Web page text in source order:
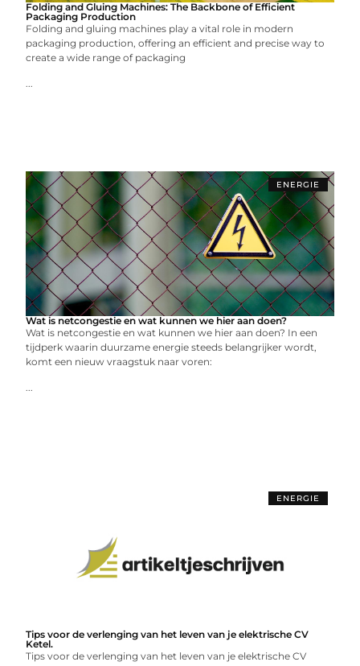
Folding and Gluing Machines: The Backbone of Efficient
Packaging Production
Folding and gluing machines play a vital role in modern
packaging production, offering an efficient and precise way to
create a wide range of packaging
...
ENERGIE
Wat is netcongestie en wat kunnen we hier aan doen?
Wat is netcongestie en wat kunnen we hier aan doen? In een
tijdperk waarin duurzame energie steeds belangrijker wordt,
komt een nieuw vraagstuk naar voren:
...
ENERGIE
Tips voor de verlenging van het leven van je elektrische CV
Ketel.
Tips voor de verlenging van het leven van je elektrische CV